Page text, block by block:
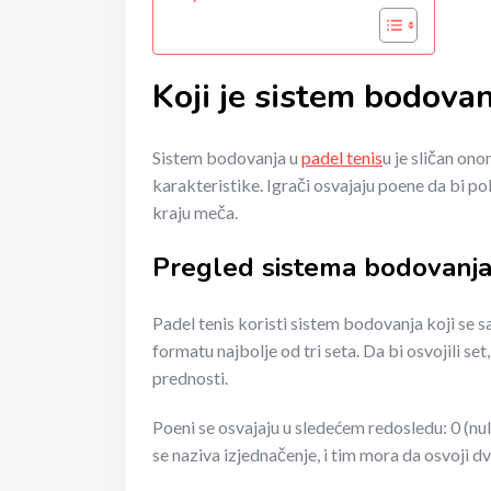
Koji je sistem
Sistem bodovanja u padel tenisu je sličan
karakteristike. Igrači osvajaju poene da bi
kraju meča.
Pregled sistema
Padel tenis koristi sistem bodovanja koji se
formatu najbolje od tri seta. Da bi osvojili
prednosti.
Poeni se osvajaju u sledećem redosledu: 0
se naziva izjednačenje, i tim mora da osvoji